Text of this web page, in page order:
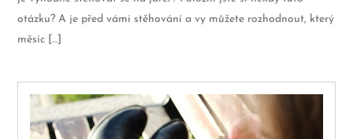
otázku? A je před vámi stěhování a vy můžete rozhodnout, který
měsíc […]